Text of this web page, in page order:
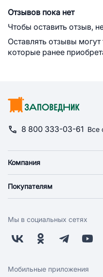
Отзывов пока нет
Чтобы оставить отзыв,
Оставлять отзывы могут
которые ранее
8 800 333-03-61 Все
Компания
Новости
Поставщикам
Заводчикам
Обратная связь
Покупателям
Оплата
Бонусная программа
Скидки и акции
Мы в социальных сетях
Мобильные приложения